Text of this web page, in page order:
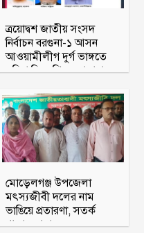
ত্রয়োদ্বশ জাতীয় সংসদ
নির্বাচন বরগুনা-১ আসন
আওয়ামীলীগ দুর্গ ভাঙ্গতে
মরিয়া বিএনপি ও জামায়াত
মোড়েলগঞ্জ উপজেলা
মৎস্যজীবী দলের নাম
ভাঙিয়ে প্রতারণা, সতর্ক
থাকার আহ্বান